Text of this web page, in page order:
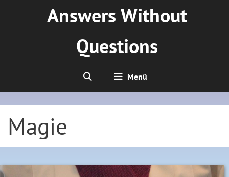
Answers Without
Questions
Menü
Magie